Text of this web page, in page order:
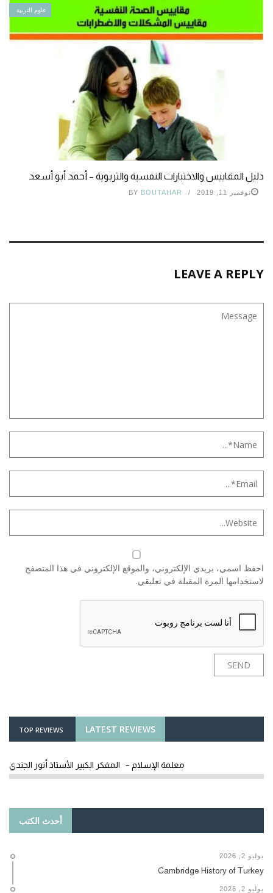
علوم التربية
دليل المقاييس والاختبارات النفسية والتربوية – أحمد أبو أسعد
نوفمبر 11, 2019 BY BOUTAHAR
LEAVE A REPLY
احفظ اسمي، بريدي الإلكتروني، والموقع الإلكتروني في هذا المتصفح
لاستخدامها المرة المقبلة في تعليقي.
LATEST REVIEWS
TOP REVIEWS
معلمة الإسلام – المفكر الكبير الأستاذ أنور الجندي
أحدث الكتب
يوليو 2, 2026
Cambridge History of Turkey
يوليو 2, 2026